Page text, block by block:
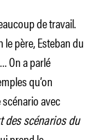
de travail.
le père, Esteban du
On a parlé
qu’on
avec
des scénarios du